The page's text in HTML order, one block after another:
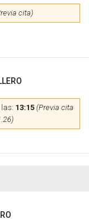
cita)
13:15 (Previa cita